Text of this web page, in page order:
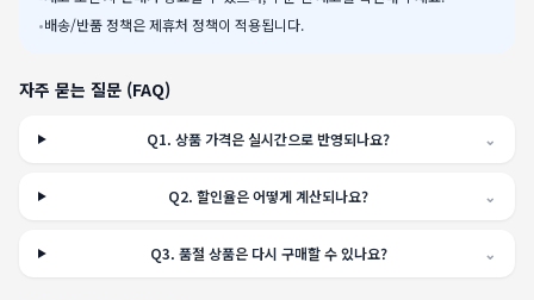
•배송/반품 정책은 제휴처 정책이 적용됩니다.
자주 묻는 질문 (FAQ)
Q1.상품 가격은 실시간으로 반영되나요? ⌄
Q2.할인율은 어떻게 계산되나요? ⌄
Q3. 품절 상품은 다시 구매할 수 있나요? ⌄